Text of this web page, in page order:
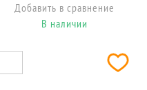
Добавить в сравнение
В наличии